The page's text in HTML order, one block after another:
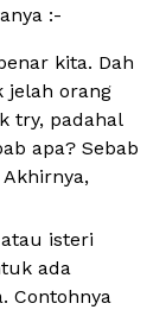
:-
kita. Dah
jelah orang
try, padahal
apa? Sebab
isteri
ada
Contohnya